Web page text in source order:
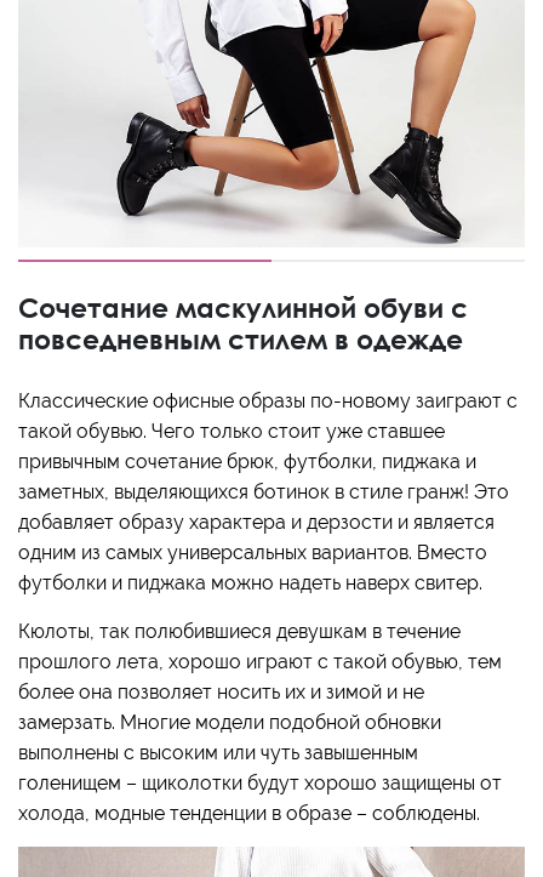
Сочетание маскулинной обуви с
повседневным стилем в одежде
Классические офисные образы по-новому заиграют с
такой обувью. Чего только стоит уже ставшее
привычным сочетание брюк, футболки, пиджака и
заметных, выделяющихся ботинок в стиле гранж! Это
добавляет образу характера и дерзости и является
одним из самых универсальных вариантов. Вместо
футболки и пиджака можно надеть наверх свитер.
Кюлоты, так полюбившиеся девушкам в течение
прошлого лета, хорошо играют с такой обувью, тем
более она позволяет носить их и зимой и не
замерзать. Многие модели подобной обновки
выполнены с высоким или чуть завышенным
голенищем – щиколотки будут хорошо защищены от
холода, модные тенденции в образе – соблюдены.